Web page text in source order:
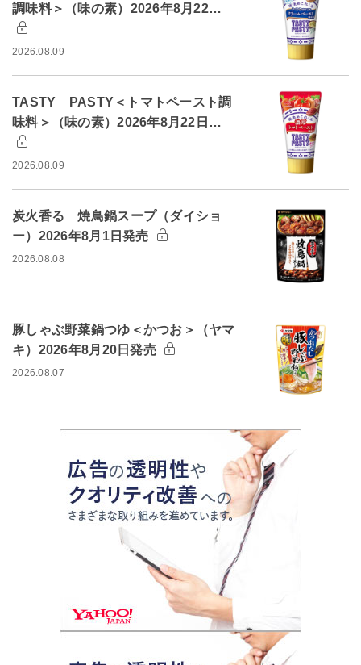
調味料＞（味の素）2026年8月22…
2026.08.09
TASTY PASTY＜トマトペースト調
味料＞（味の素）2026年8月22日…
2026.08.09
炭火香る 焼鳥鍋スープ（ダイショ
ー）2026年8月1日発売
2026.08.08
豚しゃぶ野菜鍋つゆ＜かつお＞（ヤマ
キ）2026年8月20日発売
2026.08.07